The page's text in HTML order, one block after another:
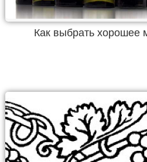
Как выбрать хорошее